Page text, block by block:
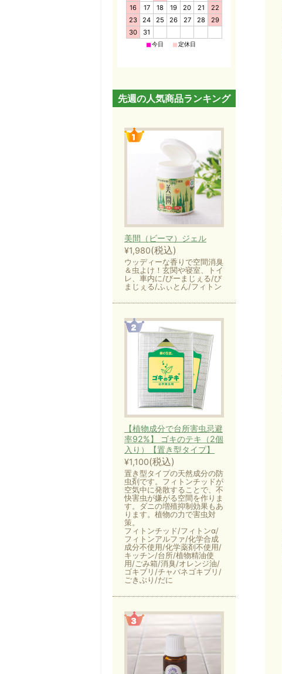
16
17 18 19 20 21
22
23
24 25 26 27 28
29
30
31
■今日 ■定休日
先週の人気商品ランキング
美間（ビーマ）ジェル
¥1,980(税込)
ウッディーな香りで空間消臭
＆虫よけ！玄関や寝室、トイ
レ、車内に/びーまじぇる/び
まじぇる/ふぃとん/フィトン
【植物成分で台所害虫忌避
率92%】 ゴキのテキ（2個
入り）【置き型タイプ】
¥1,100(税込)
置き型タイプの天然成分の防
虫剤です。フィトンチッドが
空気中に発散することで、不
快害虫が嫌がる空間を作りま
す。ダニの増殖抑制効果もあ
ります。植物の力で害虫対
策。
フィトンチッド/フィトンα/
フィトンアルファ/化学合成
成分不使用/化学薬剤不使用/
キッチン/台所/植物精油使
用/ごみ箱/消臭/オレンジ油/
ゴキブリ/チャバネゴキブリ/
ごきぶり/だに